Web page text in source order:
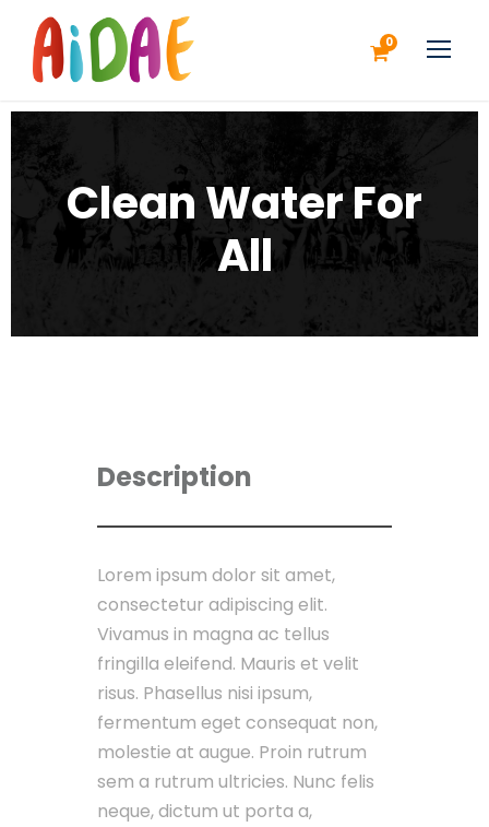
0
Clean Water For
All
Description
Lorem ipsum dolor sit amet,
consectetur adipiscing elit.
Vivamus in magna ac tellus
fringilla eleifend. Mauris et velit
risus. Phasellus nisi ipsum,
fermentum eget consequat non,
molestie at augue. Proin rutrum
sem a rutrum ultricies. Nunc felis
neque, dictum ut porta a,